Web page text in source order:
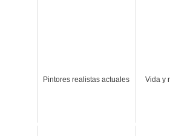
Pintores realistas actuales Vida y